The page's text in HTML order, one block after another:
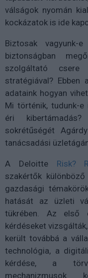
válságok nyomán
kockázatok is ide
Biztosak vagyunk-
biztonságban
szolgáltató csere
stratégiával?
adataink hogyan
Mi történik, tudunk-
éri
sokrétűségét
tanácsadási
A Deloitte Risk?
szakértők
gazdasági
hatását az üzleti
tükrében. Az első
kérdéseket
került továbbá a
technológia, a
kérdése, a